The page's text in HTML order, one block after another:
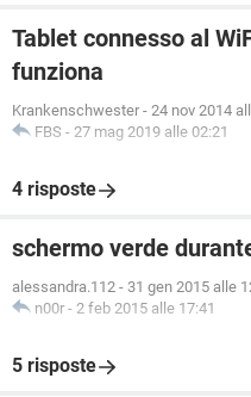
Tablet connesso al
funziona
Krankenschwester - 24 nov 2014
FBS - 27 mag 2019 alle 02:21
4 risposte
schermo verde
alessandra.112 - 31 gen 2015 alle
n00r - 2 feb 2015 alle 17:41
5 risposte